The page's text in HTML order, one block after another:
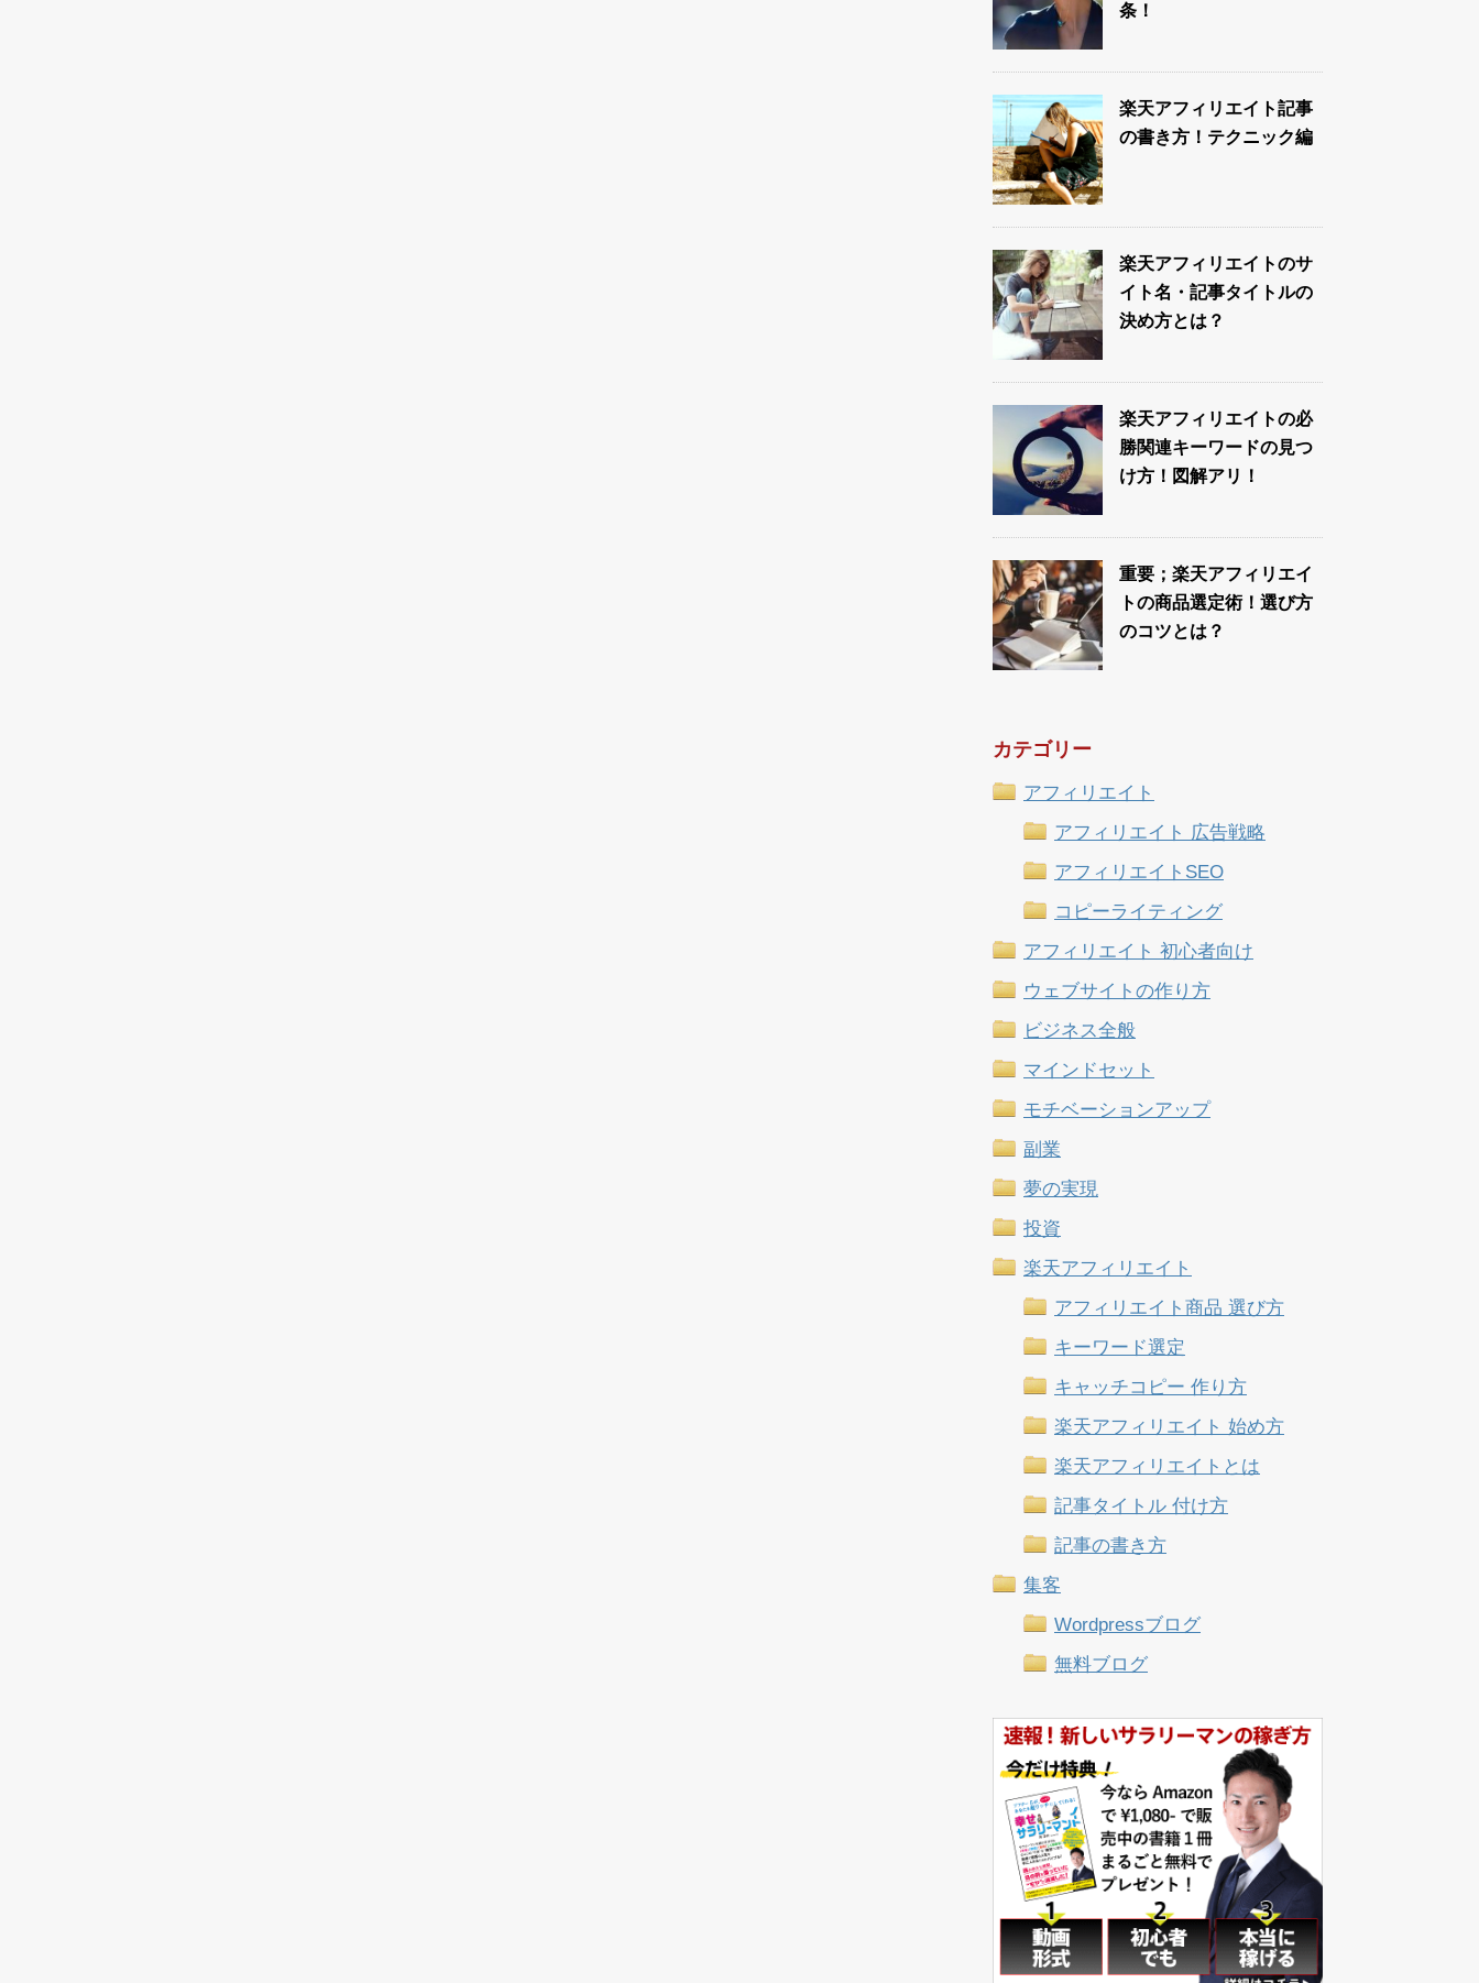
条！
楽天アフィリエイト記事
の書き方！テクニック編
楽天アフィリエイトのサ
イト名・記事タイトルの
決め方とは？
楽天アフィリエイトの必
勝関連キーワードの見つ
け方！図解アリ！
重要；楽天アフィリエイ
トの商品選定術！選び方
のコツとは？
カテゴリー
アフィリエイト
アフィリエイト 広告戦略
アフィリエイトSEO
コピーライティング
アフィリエイト 初心者向け
ウェブサイトの作り方
ビジネス全般
マインドセット
モチベーションアップ
副業
夢の実現
投資
楽天アフィリエイト
アフィリエイト商品 選び方
キーワード選定
キャッチコピー 作り方
楽天アフィリエイト 始め方
楽天アフィリエイトとは
記事タイトル 付け方
記事の書き方
集客
Wordpressブログ
無料ブログ